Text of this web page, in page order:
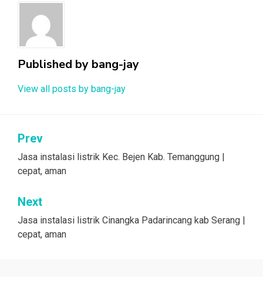
Published by bang-jay
View all posts by bang-jay
Post
navigation
Prev
Jasa instalasi listrik Kec. Bejen Kab. Temanggung |
cepat, aman
Next
Jasa instalasi listrik Cinangka Padarincang kab Serang |
cepat, aman